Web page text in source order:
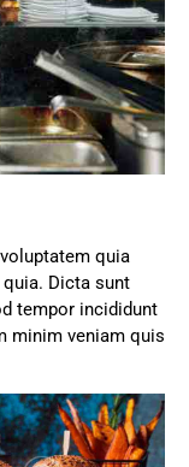
quia
Dicta sunt
tempor incididunt
minim veniam quis